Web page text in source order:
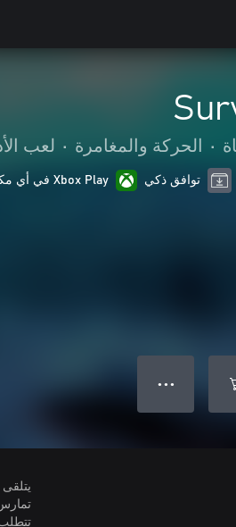
• الحركة والمغامرة • لعب
توافق ذكي Xbox Play في أي مكان
● ● ●